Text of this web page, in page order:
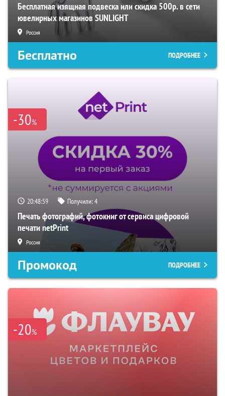
Бесплатная изящная подвеска или скидка 500р. в сети
ювелирных магазинов SUNLIGHT
Россия
Бесплатно ПОДРОБНЕЕ
-30%
20:48:58 Получили:4
Печать фотографий, фотокниг от сервиса цифровой
печати netPrint
Россия
Промокод ПОДРОБНЕЕ
-20%